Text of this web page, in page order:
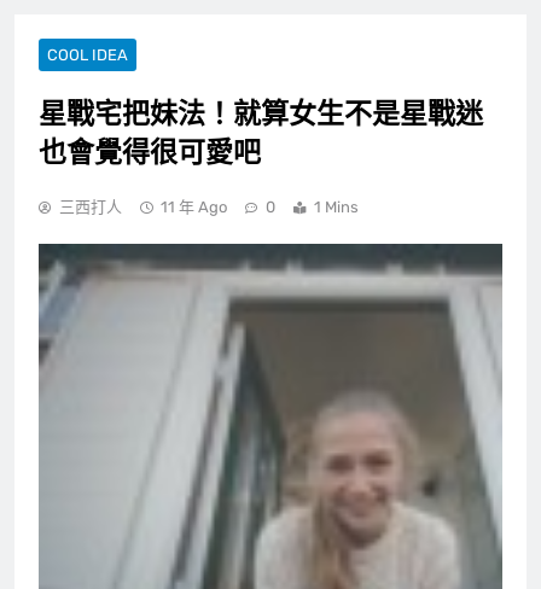
COOL IDEA
星戰宅把妹法！就算女生不是星戰迷
也會覺得很可愛吧
三西打人 11 年 Ago 0 1 Mins